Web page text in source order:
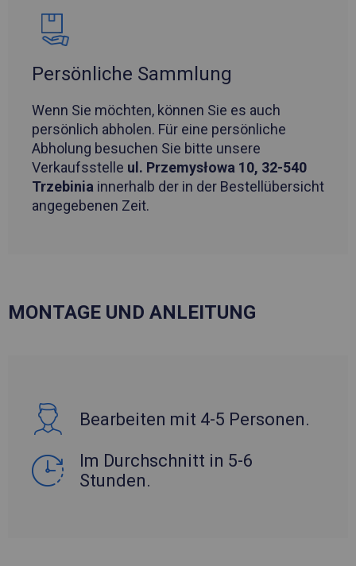
Persönliche Sammlung
Wenn Sie möchten, können Sie es auch
persönlich abholen. Für eine persönliche
Abholung besuchen Sie bitte unsere
Verkaufsstelle ul. Przemysłowa 10, 32-540
Trzebinia innerhalb der in der Bestellübersicht
angegebenen Zeit.
MONTAGE UND ANLEITUNG
Bearbeiten mit 4-5 Personen.
Im Durchschnitt in 5-6
Stunden.